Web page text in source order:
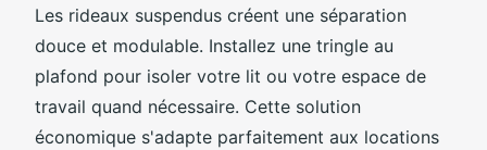
Les rideaux suspendus créent une séparation
douce et modulable. Installez une tringle au
plafond pour isoler votre lit ou votre espace de
travail quand nécessaire. Cette solution
économique s'adapte parfaitement aux locations